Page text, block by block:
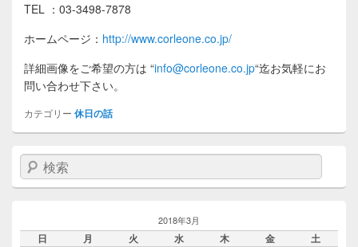
TEL ：03-3498-7878
ホームページ： http://www.corleone.co.jp/
詳細画像をご希望の方は “info@corleone.co.jp“迄お気軽にお
問い合わせ下さい。
カテゴリー 休日の話
検索
2018年3月
日 月 火 水 木 金 土